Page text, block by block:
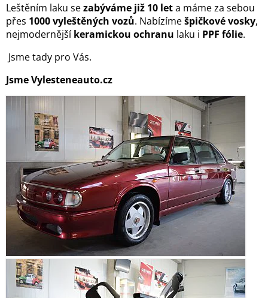
Leštěním laku sezabýváme již 10 leta máme za sebou
přes 1000 vyleštěných vozů. Nabízímešpičkové vosky,
nejmodernějšíkeramickou ochranu laku i PPF fólie.
Jsme tady pro Vás.
Jsme Vylesteneauto.cz